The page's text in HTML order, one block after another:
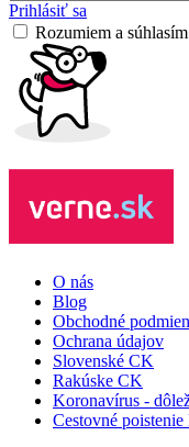
Prihlásiť sa
Rozumiem a
O nás
Blog
Obchodné
Ochrana údajov
Slovenské CK
Rakúske CK
Koronavírus -
Cestovné poistenie